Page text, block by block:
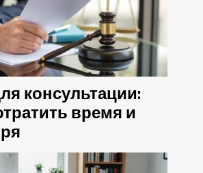
консультации:
время и